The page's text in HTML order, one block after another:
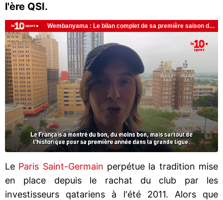
l'ère QSI.
Le Paris Saint-Germain perpétue la tradition mise
en place depuis le rachat du club par les
investisseurs qatariens à l'été 2011. Alors que